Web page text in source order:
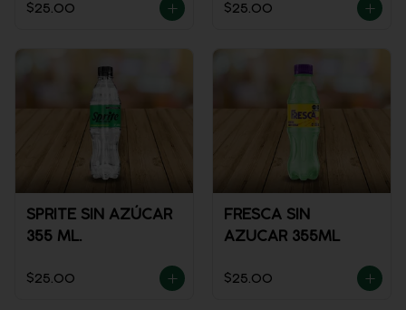
$25.00 $25.00
SPRITE SIN AZÚCAR
355 ML.
$25.00
FRESCA SIN
AZUCAR 355ML
$25.00